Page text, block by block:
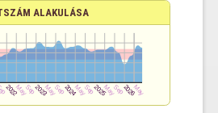
ALAKULÁSA